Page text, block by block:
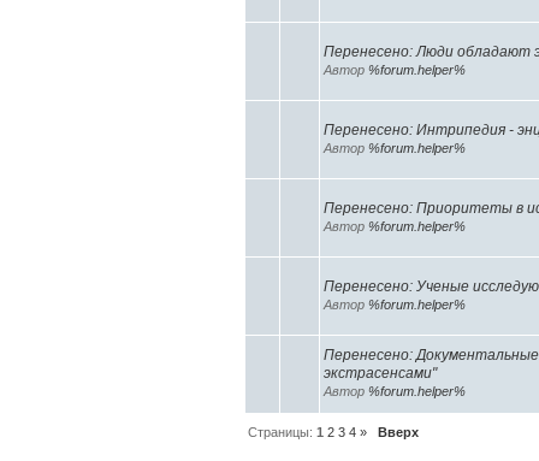
Перенесено: Люди обладают
Автор %forum.helper%
Перенесено: Интрипедия -
Автор %forum.helper%
Перенесено: Приоритеты в
Автор %forum.helper%
Перенесено: Ученые
Автор %forum.helper%
Перенесено:
экстрасенсами"
Автор %forum.helper%
Страницы:1 2 3 4 » Вверх